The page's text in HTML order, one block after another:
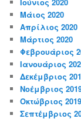
Μάιος 2020
Απρίλιος 2020
Μάρτιος 2020
Φεβρουάριος
Ιανουάριος
Δεκέμβριος
Νοέμβριος
Οκτώβριος 2019
Σεπτέμβριος